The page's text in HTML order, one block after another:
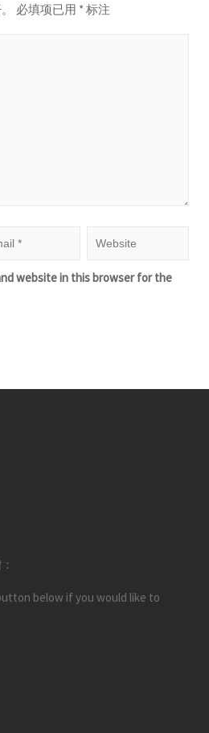
必填项已用 *标注
website in this browser for the
below if you would like to